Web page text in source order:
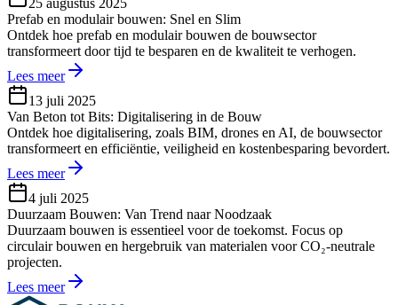
Prefab en modulair bouwen: Snel en Slim
Ontdek hoe prefab en modulair bouwen de bouwsector
transformeert door tijd te besparen en de kwaliteit te verhogen.
Lees meer
13 juli 2025
Van Beton tot Bits: Digitalisering in de Bouw
Ontdek hoe digitalisering, zoals BIM, drones en AI, de bouwsector
transformeert en efficiëntie, veiligheid en kostenbesparing bevordert.
Lees meer
4 juli 2025
Duurzaam Bouwen: Van Trend naar Noodzaak
Duurzaam bouwen is essentieel voor de toekomst. Focus op
circulair bouwen en hergebruik van materialen voor CO₂-neutrale
projecten.
Lees meer